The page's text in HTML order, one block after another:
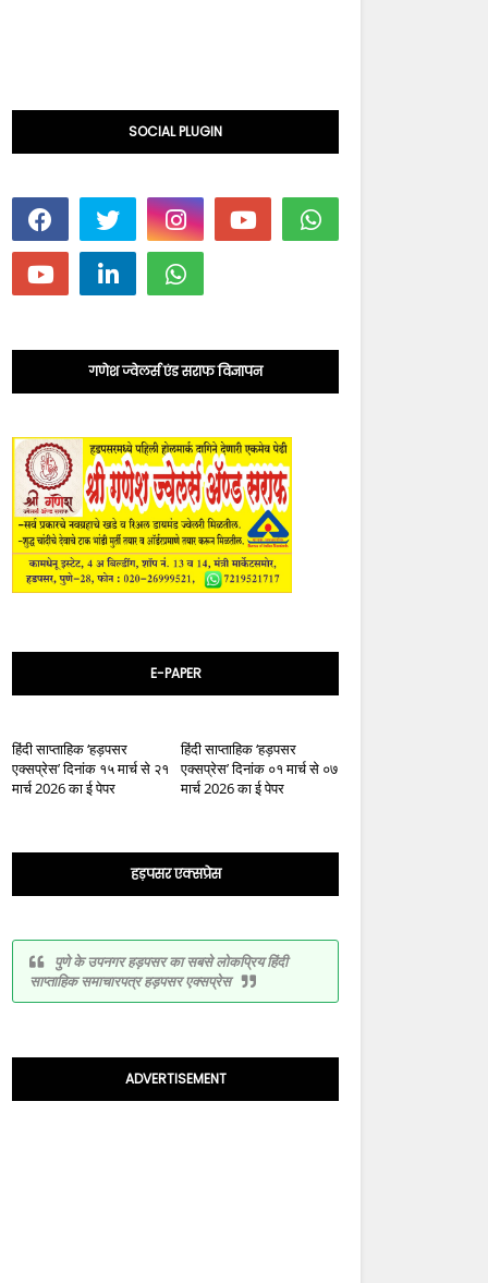
SOCIAL PLUGIN
गणेश ज्वेलर्स एंड सराफ विज्ञापन
E-PAPER
हिंदी साप्ताहिक ‘हड़पसर
एक्सप्रेस’ दिनांक १५ मार्च से २१
मार्च 2026 का ई पेपर
हिंदी साप्ताहिक ‘हड़पसर
एक्सप्रेस’ दिनांक ०१ मार्च से ०७
मार्च 2026 का ई पेपर
हड़पसर एक्सप्रेस
पुणे के उपनगर हड़पसर का सबसे लोकप्रिय हिंदी
साप्ताहिक समाचारपत्र हड़पसर एक्सप्रेस
ADVERTISEMENT